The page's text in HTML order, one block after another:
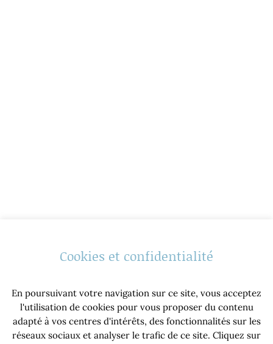
Cookies et confidentialité
En poursuivant votre navigation sur ce site, vous acceptez
l'utilisation de cookies pour vous proposer du contenu
adapté à vos centres d'intérêts, des fonctionnalités sur les
réseaux sociaux et analyser le trafic de ce site. Cliquez sur